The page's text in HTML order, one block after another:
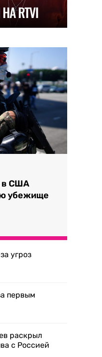
в США
убежище
угроз
первым
раскрыл
с Россией